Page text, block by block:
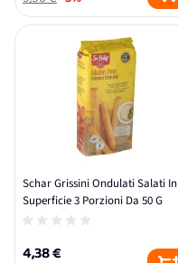
Schar Grissini Ondulati Salati In
Superficie 3 Porzioni Da 50 G
4,38 €